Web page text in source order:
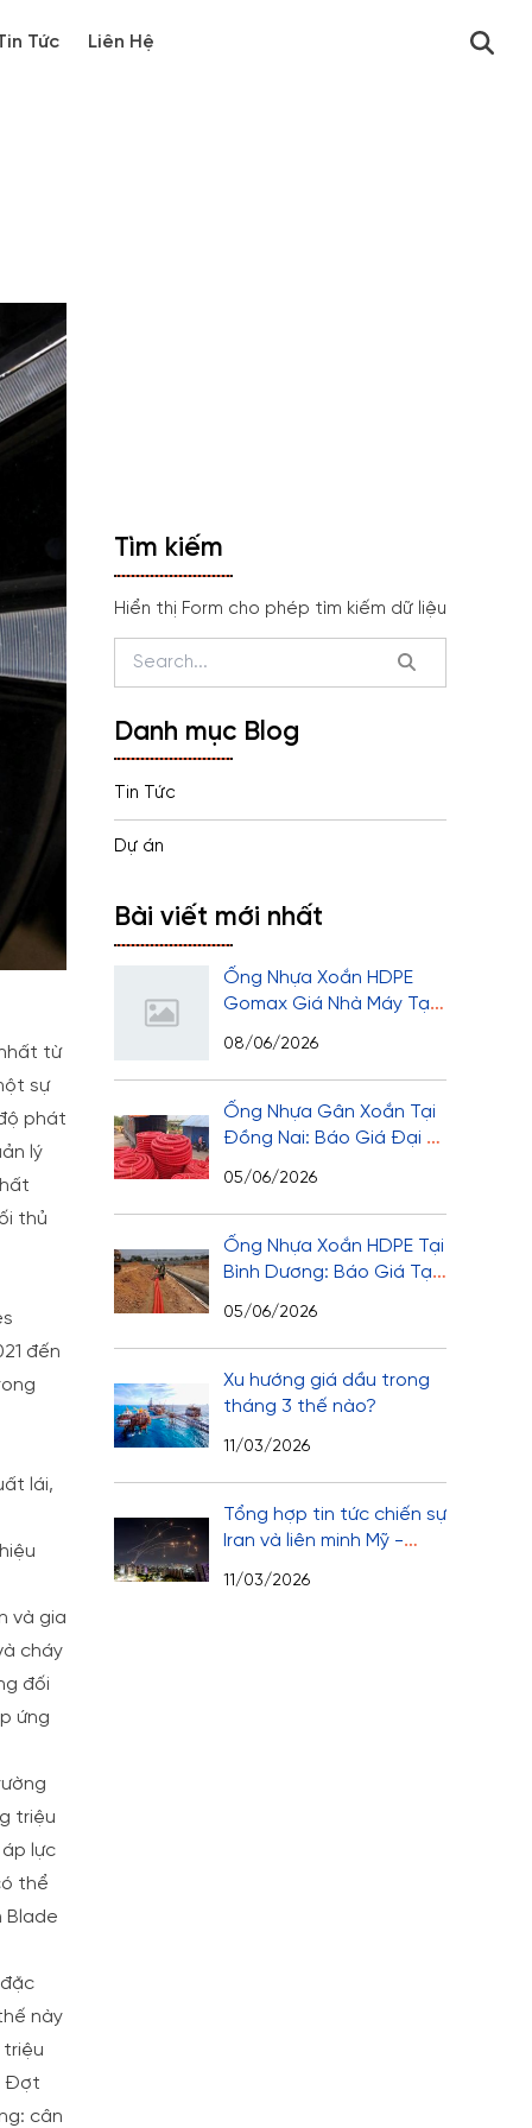
Tức Liên Hệ
từ
sự
phát
lý
thủ
đến
lái,
và gia
cháy
đối
ứng
triệu
lực
thể
Blade
này
triệu
Đợt
cân
Tìm kiếm
Hiển thị Form cho phép tìm kiếm dữ liệu
Danh mục Blog
Tin Tức
Dự án
Bài viết mới nhất
Ống Nhựa Xoắn HDPE
Gomax Giá Nhà Máy Tại
Thành Phố Hồ Chí Minh
08/06/2026
Ống Nhựa Gân Xoắn Tại
Đồng Nai: Báo Giá Đại Lý
& Dự Án Mới Nhất 2026
05/06/2026
Ống Nhựa Xoắn HDPE Tại
Bình Dương: Báo Giá Tại
Xưởng Mới Nhất 2026
05/06/2026
Xu hướng giá dầu trong
tháng 3 thế nào?
11/03/2026
Tổng hợp tin tức chiến sự
Iran và liên minh Mỹ -
Israel ngày thứ 11
11/03/2026